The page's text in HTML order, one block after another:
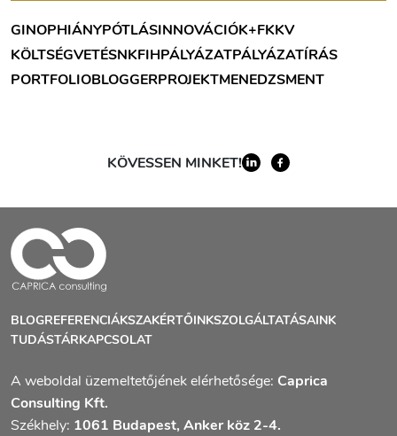
GINOPHIÁNYPÓTLÁSINNOVÁCIÓK+FKKV
KÖLTSÉGVETÉSNKFIHPÁLYÁZATPÁLYÁZATÍRÁS
PORTFOLIOBLOGGERPROJEKTMENEDZSMENT
KÖVESSEN MINKET!
BLOGREFERENCIÁKSZAKÉRTŐINKSZOLGÁLTATÁSAINK
TUDÁSTÁRKAPCSOLAT
A weboldal üzemeltetőjének elérhetősége: Caprica
Consulting Kft.
Székhely: 1061 Budapest, Anker köz 2-4.